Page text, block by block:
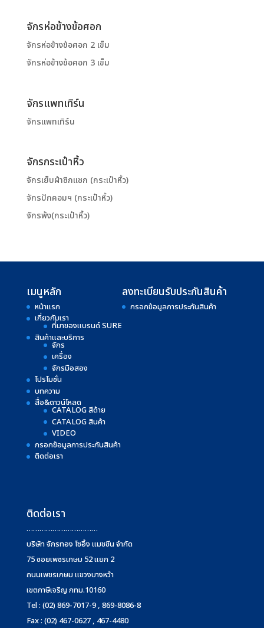
จักรห่อข้างข้อศอก
จักรห่อข้างข้อศอก 2 เข็ม
จักรห่อข้างข้อศอก 3 เข็ม
จักรแพทเทิร์น
จักรแพทเทิร์น
จักรกระเป๋าหิ้ว
จักรเย็บผ้าซิกแซก (กระเป๋าหิ้ว)
จักรปักคอมฯ (กระเป๋าหิ้ว)
จักรพ้ง(กระเป๋าหิ้ว)
เมนูหลัก
หน้าแรก
เกี่ยวกับเรา
ที่มาของแบรนด์ SURE
สินค้าและบริการ
จักร
เครื่อง
จักรมือสอง
โปรโมชั่น
บทความ
สื่อ&ดาวน์โหลด
CATALOG สีด้าย
CATALOG สินค้า
VIDEO
กรอกข้อมูลการประกันสินค้า
ติดต่อเรา
ลงทะเบียนรับประกันสินค้า
กรอกข้อมูลการประกันสินค้า
ติดต่อเรา
……………………………
บริษัท จักรทอง โซอิ้ง แมชชีน จำกัด
75 ซอยเพชรเกษม 52 แยก 2
ถนนเพชรเกษม แขวงบางหว้า
เขตภาษีเจริญ กทม.10160
Tel : (02) 869-7017-9 , 869-8086-8
Fax : (02) 467-0627 , 467-4480